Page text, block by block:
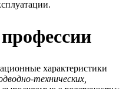
характеристики
технических,